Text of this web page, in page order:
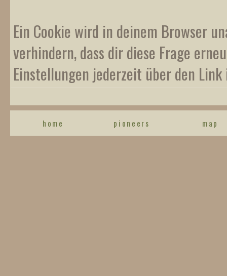
Ein Cookie wird in deinem Browser
verhindern, dass dir diese Frage
Einstellungen jederzeit über den
home pioneers map